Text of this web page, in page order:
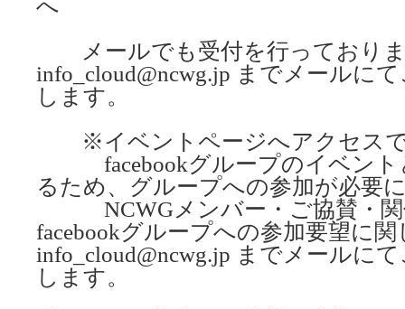
へ
メールでも受付を行っており
info_cloud@ncwg.jp までメールに
します。
※イベントページへアクセスで
facebookグループのイベント
るため、グループへの参加が必要
NCWGメンバー・ご協賛・関
facebookグループへの参加要望に
info_cloud@ncwg.jp までメールに
します。